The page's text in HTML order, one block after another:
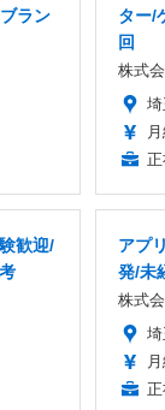
ラン
ター/
回
株式
正
歓迎/
アプ
発/未
株式
正